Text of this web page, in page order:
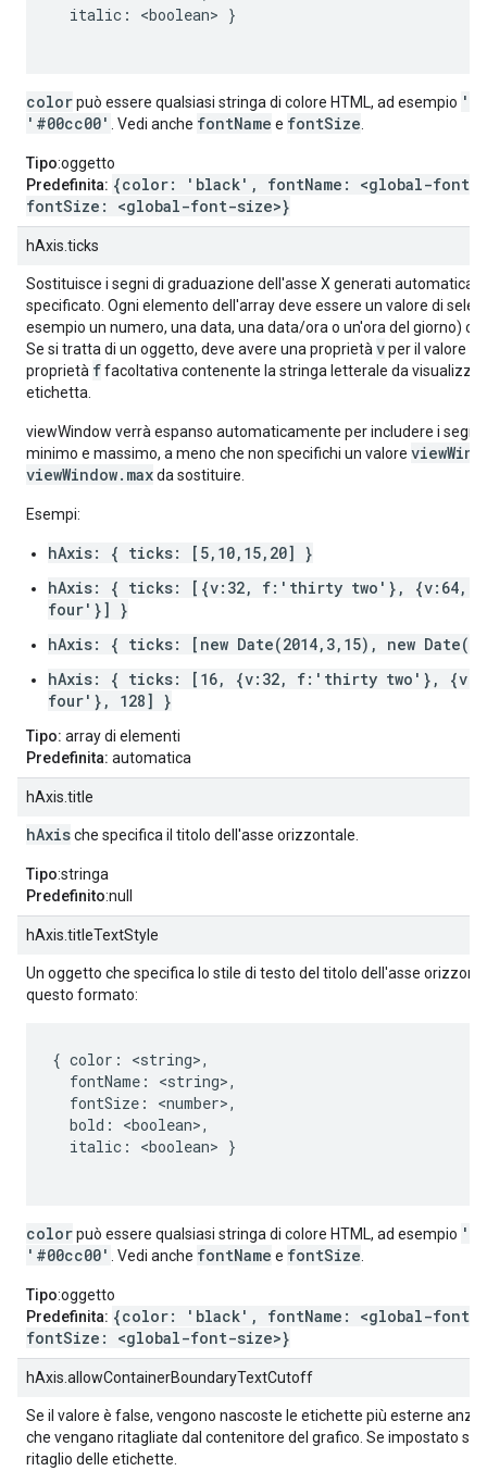
  italic: <boolean> }
colorpuò essere qualsiasi stringa di colore HTML, ad esempio
'#00cc00'
. Vedi anche fontName e fontSize
Tipo:oggetto
Predefinita: {color: 'black', fontName: <global-font-
fontSize: <global-font-size>}
hAxis.ticks
Sostituisce i segni di graduazione dell'asse X generati
specificato. Ogni elemento dell'array deve essere un valore di
esempio un numero, una data, una data/ora o un'ora del giorno)
Se si tratta di un oggetto, deve avere una proprietà vper il valore di
proprietà ffacoltativa contenente la stringa letterale da
etichetta.
viewWindow verrà espanso automaticamente per includere i segni
minimo e massimo, a meno che non specifichi un valore
viewWindow.maxda sostituire.
Esempi:
hAxis: { ticks: [5,10,15,20] }
hAxis: { ticks: [{v:32, f:'thirty two'}, {v:64,
four'}] }
hAxis: { ticks: [new Date(2014,3,15), new
hAxis: { ticks: [16, {v:32, f:'thirty two'},
four'}, 128] }
Tipo: array di elementi
Predefinita: automatica
hAxis.title
hAxische specifica il titolo dell'asse orizzontale.
Tipo:stringa
Predefinito:null
hAxis.titleTextStyle
Un oggetto che specifica lo stile di testo del titolo dell'asse
questo formato:
{ color: <string>,
  fontName: <string>,
  fontSize: <number>,
  bold: <boolean>,
  italic: <boolean> }
colorpuò essere qualsiasi stringa di colore HTML, ad esempio
'#00cc00'
. Vedi anche fontName e fontSize
Tipo:oggetto
Predefinita: {color: 'black', fontName: <global-font-
fontSize: <global-font-size>}
hAxis.allowContainerBoundaryTextCutoff
Se il valore è false, vengono nascoste le etichette più esterne
che vengano ritagliate dal contenitore del grafico. Se impostato su
ritaglio delle etichette.